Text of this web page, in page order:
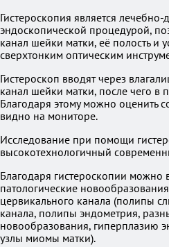
Гистероскопия является лечебно-
эндоскопической процедурой,
канал шейки матки, её полость и
сверхтонким оптическим
Гистероскоп вводят через
канал шейки матки, после чего в
Благодаря этому можно оценить
видно на мониторе.
Исследование при помощи
высокотехнологичный
Благодаря гистероскопии можно
патологические
цервикального канала (полипы
канала, полипы эндометрия,
новообразования, гиперплазию
узлы миомы матки).